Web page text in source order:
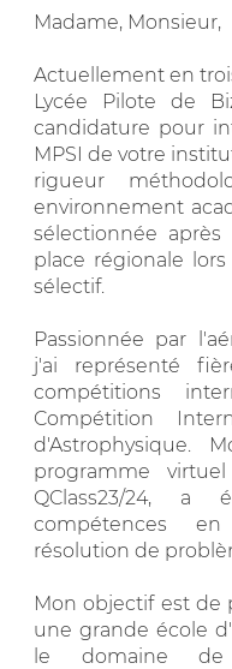
Madame, Monsieur,
Actuellement en
Lycée Pilote de
candidature pour
MPSI de votre
rigueur
environnement
sélectionnée
place régionale
sélectif.
Passionnée par
j'ai représenté
compétitions
Compétition
d'Astrophysique.
programme
QClass23/24, a
compétences
résolution de
Mon objectif est de
une grande école
le domaine